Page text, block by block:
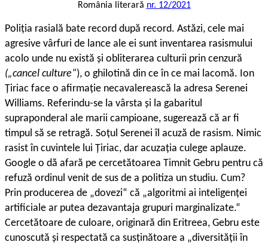
România literară nr. 12/2021
Poliția rasială bate record după record. Astăzi, cele mai
agresive vârfuri de lance ale ei sunt inventarea rasismului
acolo unde nu există și obliterarea culturii prin cenzură
(„cancel culture“), o ghilotină din ce în ce mai lacomă. Ion
Țiriac face o afirmație necavalerească la adresa Serenei
Williams. Referindu-se la vârsta și la gabaritul
supraponderal ale marii campioane, sugerează că ar fi
timpul să se retragă. Soțul Serenei îl acuză de rasism. Nimic
rasist în cuvintele lui Țiriac, dar acuzația culege aplauze.
Google o dă afară pe cercetătoarea Timnit Gebru pentru că
refuză ordinul venit de sus de a politiza un studiu. Cum?
Prin producerea de „dovezi“ că „algoritmi ai inteligenței
artificiale ar putea dezavantaja grupuri marginalizate.“
Cercetătoare de culoare, originară din Eritreea, Gebru este
cunoscută și respectată ca susținătoare a „diversității în